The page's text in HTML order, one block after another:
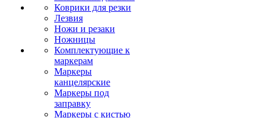
Коврики для резки
Лезвия
Ножи и резаки
Ножницы
Комплектующие к
маркерам
Маркеры
канцелярские
Маркеры под
заправку
Маркеры с кистью